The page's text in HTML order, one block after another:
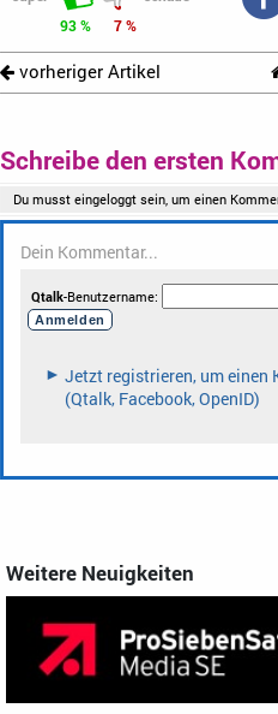
93 %
7 %
vorheriger Artikel
Schreibe den ersten
Weitere Neuigkeiten